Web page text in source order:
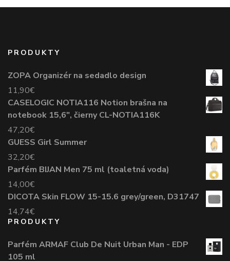
PRODUKTY
ZOPA Organizér na sedadlo design
11,90€
CASELOGIC NOTIA116 Notion brašna na
notebook 15,6", čierny CL-NOTIA116K
47,20€
GUESS Girl Summer
32,20€
Parfém BIJAN Men 75 ml (toaletná voda)
14,00€
DICOTA Skin FLOW 15-15.6 grey/green, D31747
14,74€
PRODUKTY
Parfém ARMAF Club De Nuit Urban Man - EDP
105 ml